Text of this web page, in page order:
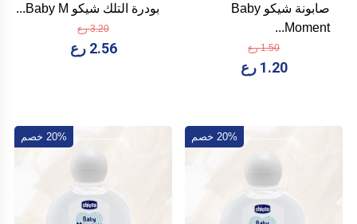
صابونة شيكو Baby
Moment...
1.50 رع
1.20 رع
بودرة التلك شيكو Baby M...
3.20 رع
2.56 رع
20% خصم 20% خصم